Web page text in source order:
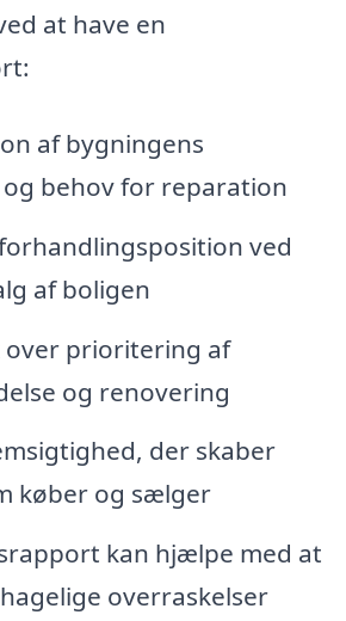
at have en
af bygningens
behov for reparation
ved
af boligen
over prioritering af
og renovering
der skaber
køber og sælger
kan hjælpe med at
overraskelser